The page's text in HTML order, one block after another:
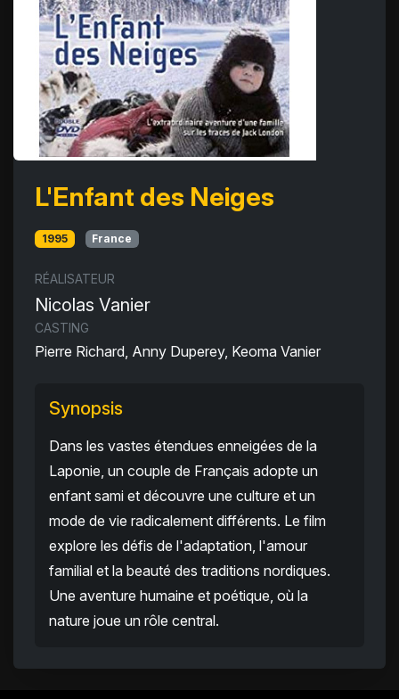
L'Enfant des Neiges
1995 France
RÉALISATEUR
Nicolas Vanier
CASTING
Pierre Richard, Anny Duperey, Keoma Vanier
Synopsis
Dans les vastes étendues enneigées de la
Laponie, un couple de Français adopte un
enfant sami et découvre une culture et un
mode de vie radicalement différents. Le film
explore les défis de l'adaptation, l'amour
familial et la beauté des traditions nordiques.
Une aventure humaine et poétique, où la
nature joue un rôle central.